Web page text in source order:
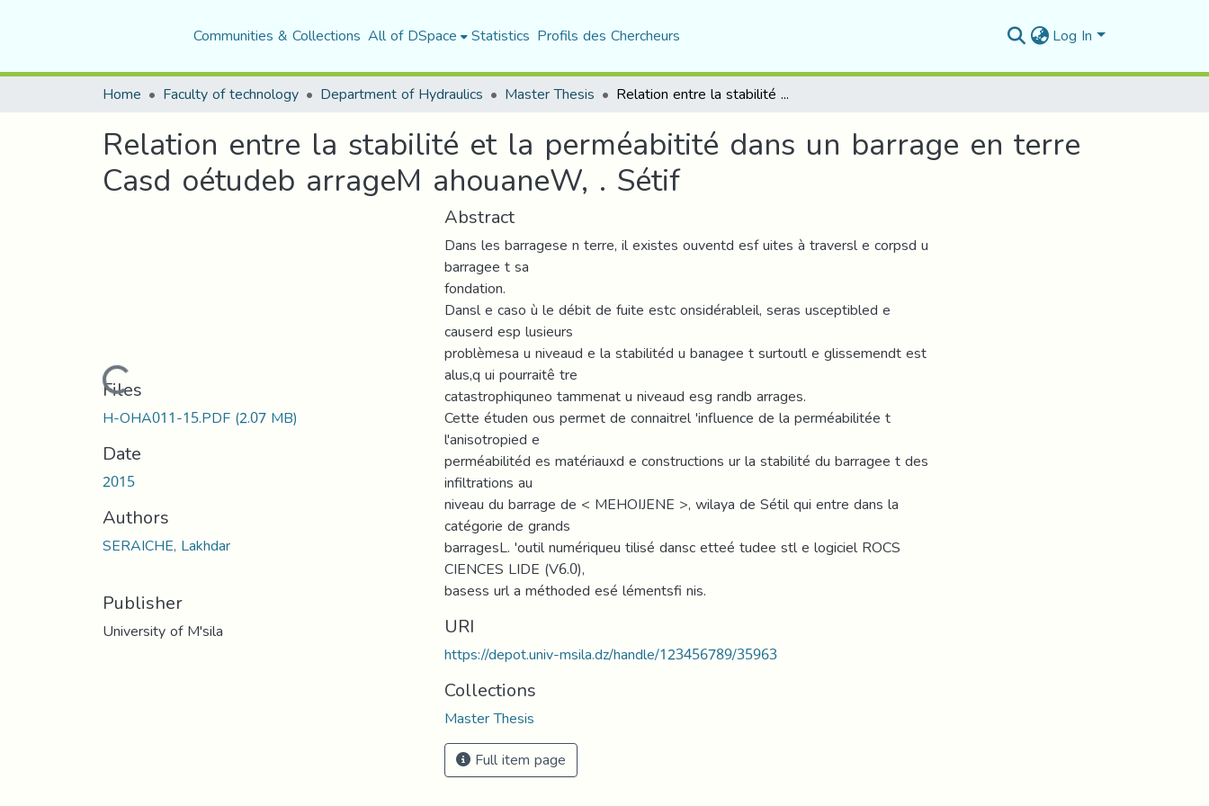
Communities & Collections All of DSpace Statistics Profils des Chercheurs Log In
Home Faculty of technology Department of Hydraulics Master Thesis Relation entre la stabilité et la perméabitité dans un barrage en terre Casd oétudeb arrageM ahouaneW, . Sétif
Relation entre la stabilité et la perméabitité dans un barrage en terre
Casd oétudeb arrageM ahouaneW, . Sétif
Loading...
Files
H-OHA011-15.PDF(2.07 MB)
Date
2015
Authors
SERAICHE, Lakhdar
Publisher
University of M'sila
Abstract
Dans les barragese n terre, il existes ouventd esf uites à traversl e corpsd u
barragee t sa
fondation.
Dansl e caso ù le débit de fuite estc onsidérableil, seras usceptibled e
causerd esp lusieurs
problèmesa u niveaud e la stabilitéd u banagee t surtoutl e glissemendt est
alus,q ui pourraitê tre
catastrophiquneo tammenat u niveaud esg randb arrages.
Cette étuden ous permet de connaitrel 'influence de la perméabilitée t
l'anisotropied e
perméabilitéd es matériauxd e constructions ur la stabilité du barragee t des
infiltrations au
niveau du barrage de < MEHOIJENE >, wilaya de Sétil qui entre dans la
catégorie de grands
barragesL. 'outil numériqueu tilisé dansc etteé tudee stl e logiciel ROCS
CIENCES LIDE (V6.0),
basess url a méthoded esé lémentsfi nis.
URI
https://depot.univ-msila.dz/handle/123456789/35963
Collections
Master Thesis
Full item page